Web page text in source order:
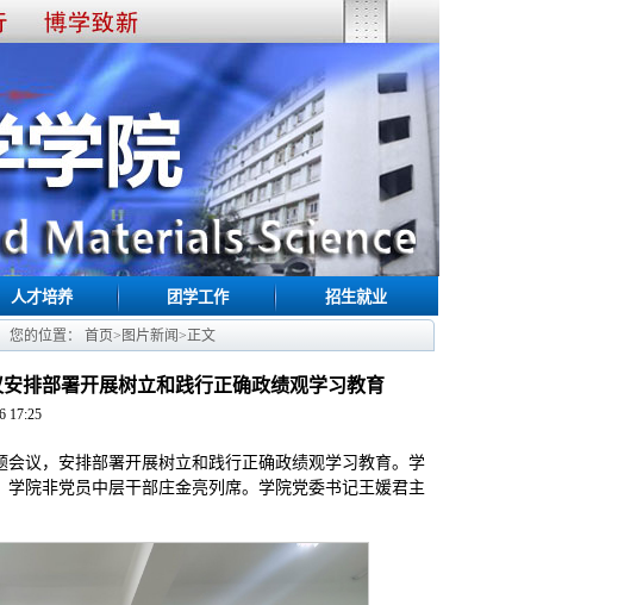
人才培养 团学工作 招生就业
您的位置： 首页> 图片新闻>正文
排部署开展树立和践行正确政绩观学习教育
17:25
议，安排部署开展树立和践行正确政绩观学习教育。学
院非党员中层干部庄金亮列席。学院党委书记王媛君主